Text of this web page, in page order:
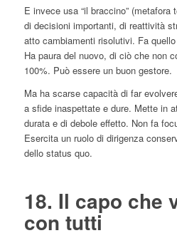
E invece usa “il braccino”
di decisioni importanti, di reattività
atto cambiamenti risolutivi. Fa
Ha paura del nuovo, di ciò che non
100%. Può essere un buon gestore.
Ma ha scarse capacità di far
a sfide inaspettate e dure. Mette in
durata e di debole effetto. Non fa
Esercita un ruolo di dirigenza
dello status quo.
18. Il capo che
con tutti